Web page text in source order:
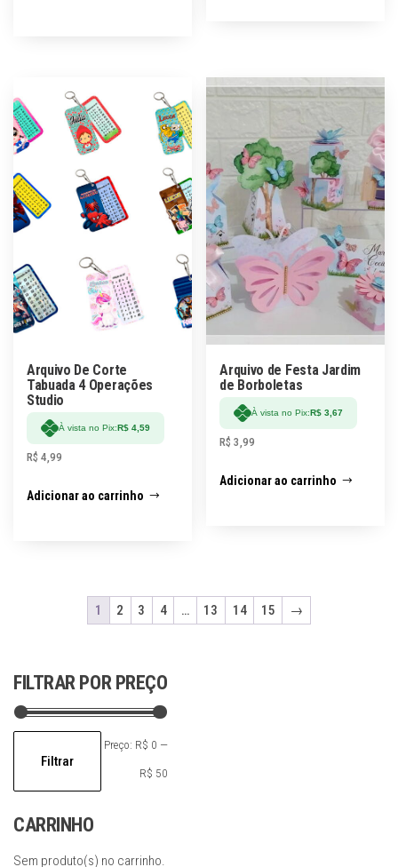
Arquivo De Corte
Tabuada 4 Operações
Studio
À vista no Pix:R$ 4,59
R$ 4,99
Adicionar ao carrinho
Arquivo de Festa Jardim
de Borboletas
À vista no Pix:R$ 3,67
R$ 3,99
Adicionar ao carrinho
1 2 3 4 … 13 14 15 →
FILTRAR POR PREÇO
Preço
mínimo
Preço
máximo
Filtrar
Preço: R$ 0 —
R$ 50
CARRINHO
Sem produto(s) no carrinho.